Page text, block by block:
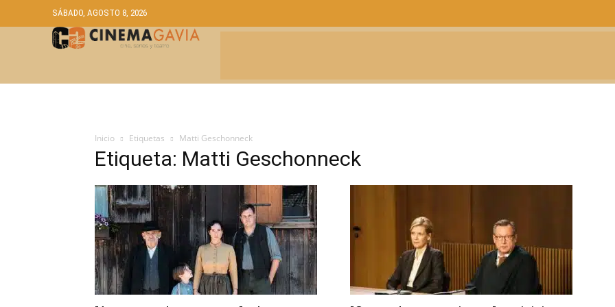
SÁBADO, AGOSTO 8, 2026
Inicio Etiquetas Matti Geschonneck
Etiqueta: Matti Geschonneck